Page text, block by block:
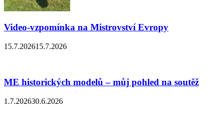
Video-vzpomínka na Mistrovství Evropy
15.7.202615.7.2026
ME historických modelů – můj pohled na soutěž
1.7.202630.6.2026